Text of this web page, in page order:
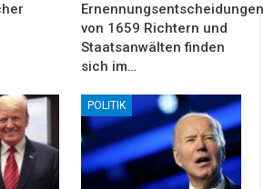
Ernennungsentscheidungen
von 1659 Richtern und
Staatsanwälten finden
sich im…
POLITIK